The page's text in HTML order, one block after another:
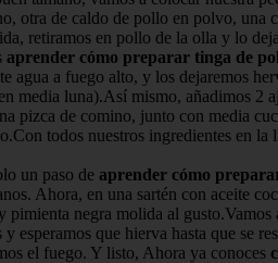
otra de caldo de pollo en polvo,
retiramos en pollo de la olla y lo
aprender cómo preparar tinga de
agua a fuego alto, y los dejaremos
media luna).Así mismo, añadimos
pizca de comino, junto con media
todos nuestros ingredientes en
un paso de aprender cómo
Ahora, en una sartén con aceite
negra molida al
esperamos que hierva hasta que se
el fuego. Y listo, Ahora ya conoces